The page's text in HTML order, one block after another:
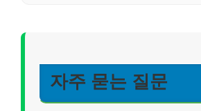
자주 묻는 질문